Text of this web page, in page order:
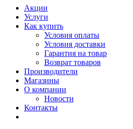
Акции
Услуги
Как купить
Условия оплаты
Условия доставки
Гарантия на товар
Возврат товаров
Производители
Магазины
О компании
Новости
Контакты